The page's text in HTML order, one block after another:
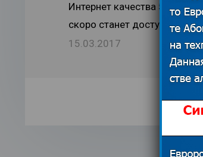
Интернет качества 5G
скоро станет доступным?
15.03.2017